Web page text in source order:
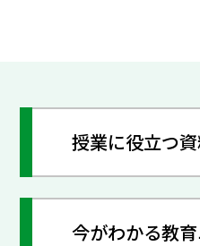
授業に役立つ
今がわかる教